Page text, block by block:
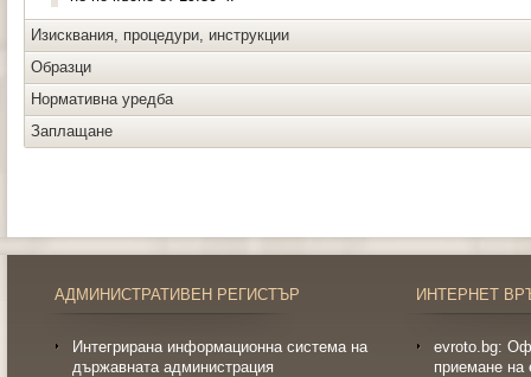
Изисквания, процедури, инструкции
Образци
Нормативна уредба
Заплащане
АДМИНИСТРАТИВЕН РЕГИСТЪР
Интегрирана информационна система на
държавната администрация
ИНТЕРНЕТ
evroto.bg:
приемане на